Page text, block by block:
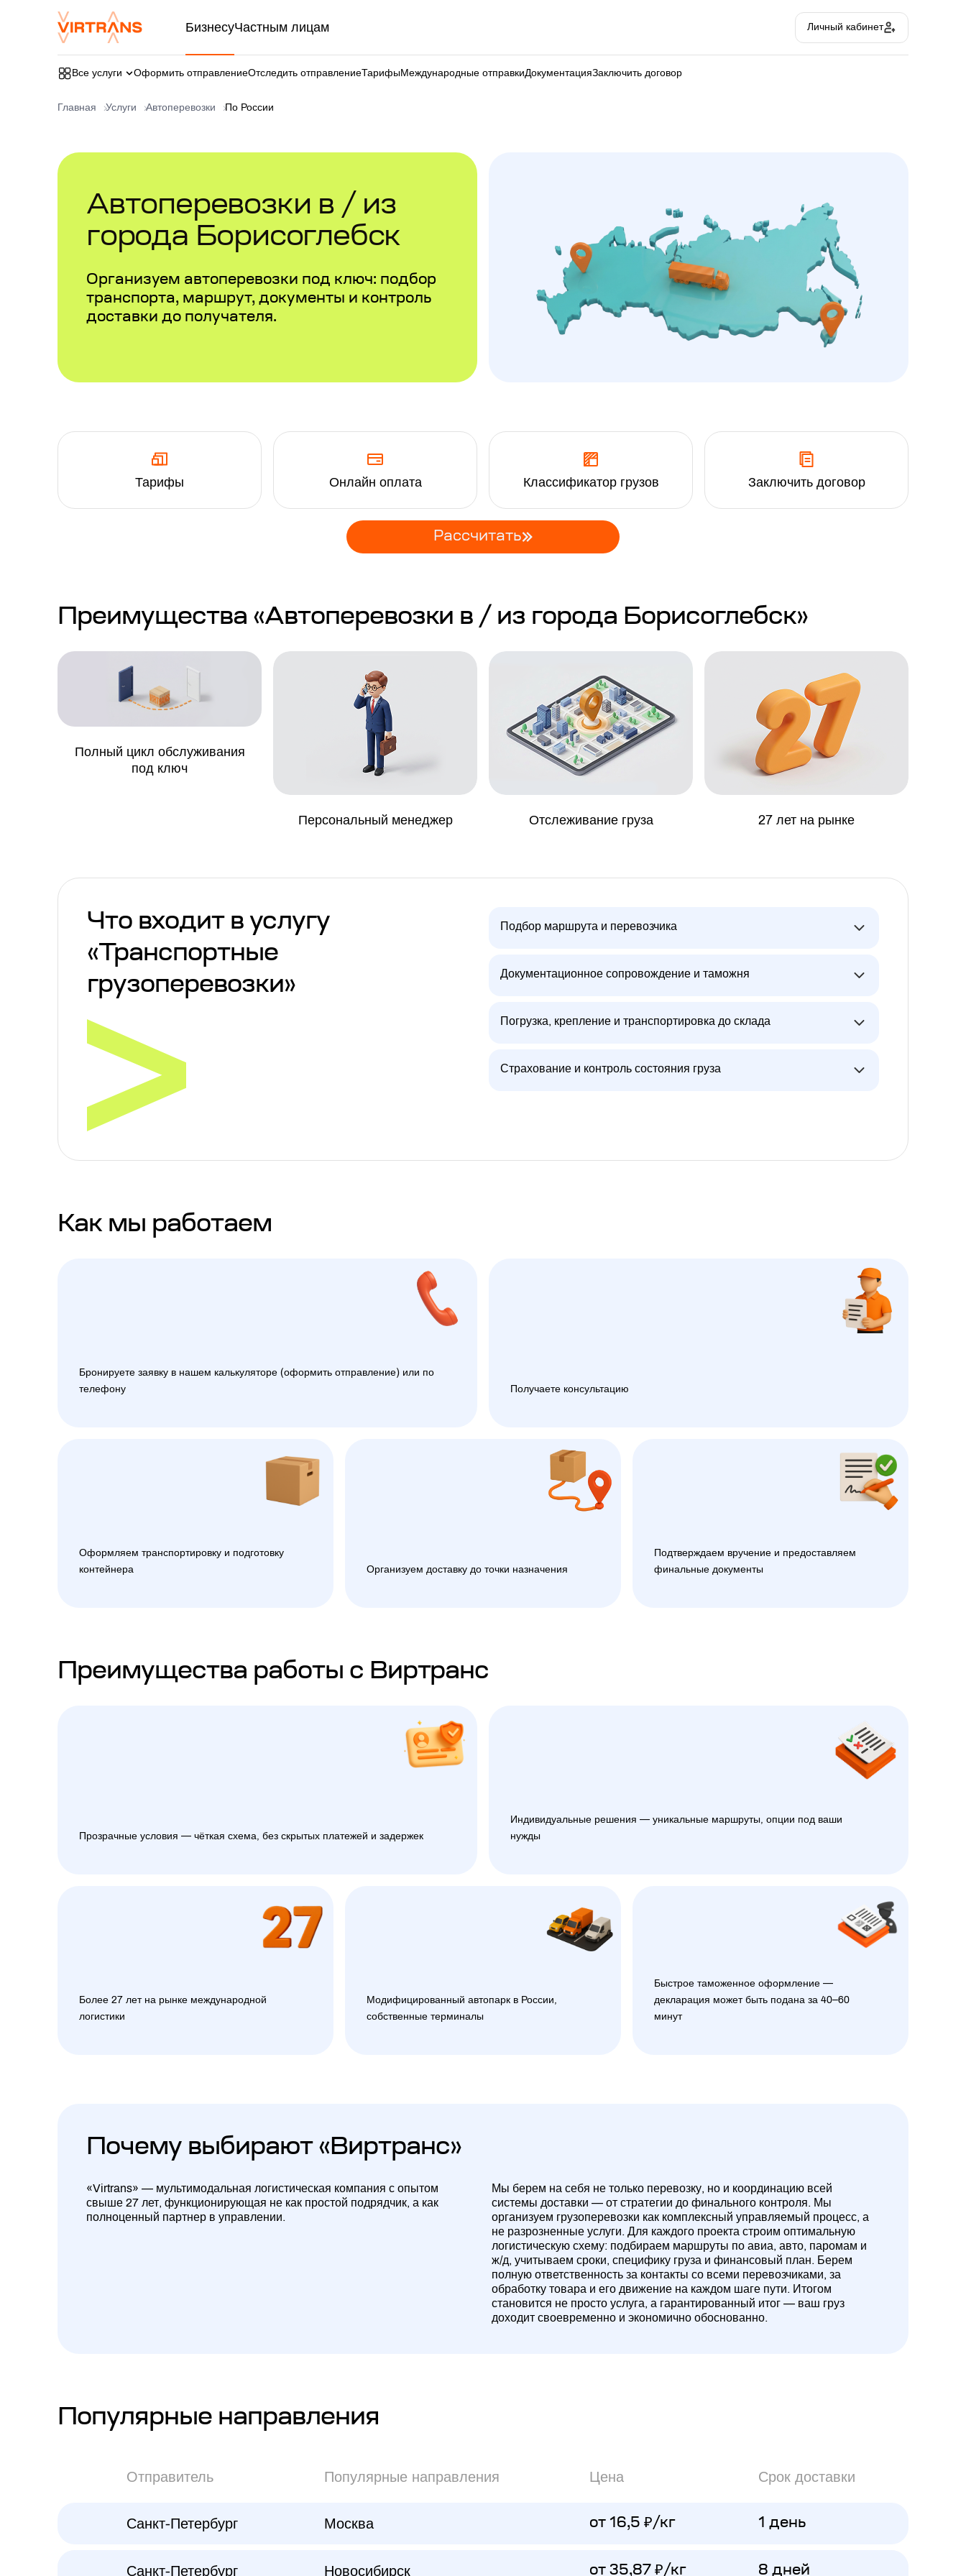
БизнесуЧастным лицам Личный кабинет
Все услуги Оформить отправлениеОтследить отправлениеТарифыМеждународные отправкиДокументацияЗаключить договор
Главная Услуги Автоперевозки По России
Автоперевозки в / из
города Борисоглебск
Организуем автоперевозки под ключ: подбор
транспорта, маршрут, документы и контроль
доставки до получателя.
Тарифы Онлайн оплата Классификатор грузов Заключить договор
Рассчитать
Преимущества «Автоперевозки в / из города Борисоглебск»
Полный цикл обслуживания
под ключ
Персональный менеджер Отслеживание груза 27 лет на рынке
Что входит в услугу
«Транспортные
грузоперевозки»
Подбор маршрута и перевозчика
Документационное сопровождение и таможня
Погрузка, крепление и транспортировка до склада
Страхование и контроль состояния груза
Как мы работаем
Бронируете заявку в нашем калькуляторе (оформить отправление) или по
телефону
Получаете консультацию
Оформляем транспортировку и подготовку
контейнера
Организуем доставку до точки назначения
Подтверждаем вручение и предоставляем
финальные документы
Преимущества работы с Виртранс
Прозрачные условия — чёткая схема, без скрытых платежей и задержек
Индивидуальные решения — уникальные маршруты, опции под ваши
нужды
Более 27 лет на рынке международной
логистики
Модифицированный автопарк в России,
собственные терминалы
Быстрое таможенное оформление —
декларация может быть подана за 40–60
минут
Почему выбирают «Виртранс»
«Virtrans» — мультимодальная логистическая компания с опытом
свыше 27 лет, функционирующая не как простой подрядчик, а как
полноценный партнер в управлении.
Мы берем на себя не только перевозку, но и координацию всей
системы доставки — от стратегии до финального контроля. Мы
организуем грузоперевозки как комплексный управляемый процесс, а
не разрозненные услуги. Для каждого проекта строим оптимальную
логистическую схему: подбираем маршруты по авиа, авто, паромам и
ж/д, учитываем сроки, специфику груза и финансовый план. Берем
полную ответственность за контакты со всеми перевозчиками, за
обработку товара и его движение на каждом шаге пути. Итогом
становится не просто услуга, а гарантированный итог — ваш груз
доходит своевременно и экономично обоснованно.
Популярные направления
Отправитель Популярные направления Цена Срок доставки
Санкт-Петербург Москва от 16,5 ₽/кг 1 день
Санкт-Петербург Новосибирск от 35,87 ₽/кг 8 дней